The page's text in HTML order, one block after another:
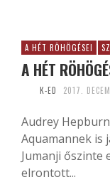
A HÉT RÖHÖGÉSEI
A HÉT
K-ED 2017.
Audrey
Aquamannek is
Jumanji őszinte
elrontott...